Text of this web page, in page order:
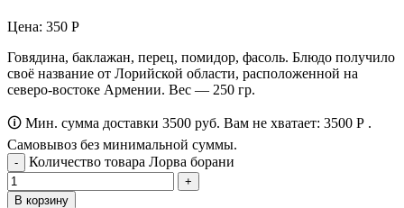
Цена: 350 Р
Говядина, баклажан, перец, помидор, фасоль. Блюдо получило
своё название от Лорийской области, расположенной на
северо-востоке Армении. Вес — 250 гр.
🛈 Мин. сумма доставки 3500 руб. Вам не хватает: 3500 Р .
Самовывоз без минимальной суммы.
Количество товара Лорва борани
В корзину